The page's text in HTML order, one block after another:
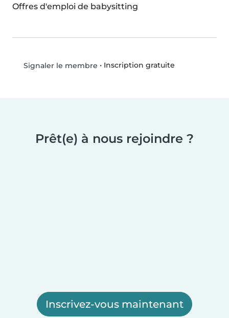
Offres d'emploi de babysitting
Signaler le membre • Inscription gratuite
Prêt(e) à nous rejoindre ?
Inscrivez-vous maintenant